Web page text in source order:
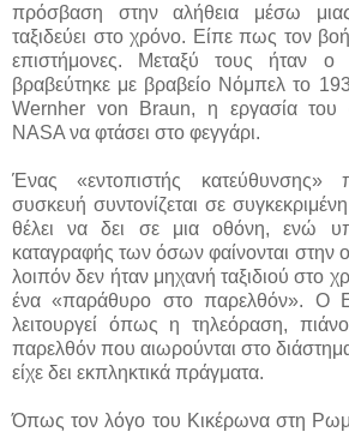
πρόσβαση στην αλήθεια μέσω
ταξιδεύει στο χρόνο. Είπε πως τον
επιστήμονες. Μεταξύ τους ήταν
βραβεύτηκε με βραβείο Νόμπελ το
Wernher von Braun, η εργασία του
NASA να φτάσει στο φεγγάρι.
Ένας «εντοπιστής κατεύθυνσης»
συσκευή συντονίζεται σε
θέλει να δει σε μια οθόνη, ενώ
καταγραφής των όσων φαίνονται
λοιπόν δεν ήταν μηχανή ταξιδιού στο
ένα «παράθυρο στο παρελθόν». Ο
λειτουργεί όπως η τηλεόραση,
παρελθόν που αιωρούνται στο
είχε δει εκπληκτικά πράγματα.
Όπως τον λόγο του Κικέρωνα στη